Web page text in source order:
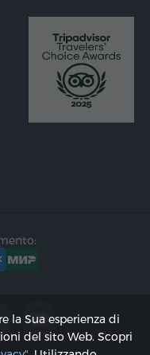
la Sua esperienza di
del sito Web. Scopri